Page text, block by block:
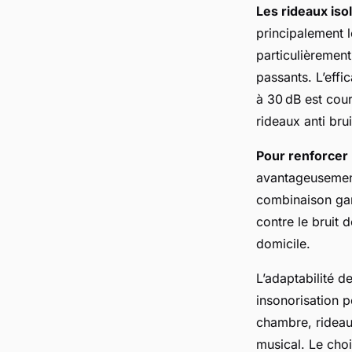
Les rideaux
principalement
passants.
à 30 dB est
rideaux anti
Pour renforcer
combinaison
contre le bruit
domicile.
L’adaptabilité
insonorisation
chambre,
musical. Le